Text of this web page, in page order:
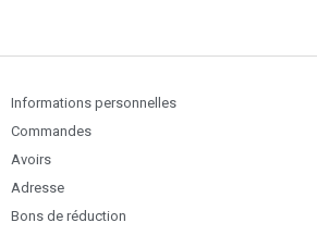
Informations personnelles
Commandes
Avoirs
Adresse
Bons de réduction